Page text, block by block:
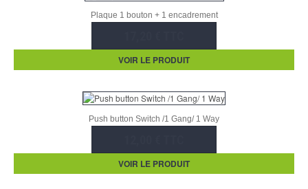
Plaque 1 bouton + 1 encadrement
VOIR LE PRODUIT
Push button Switch /1 Gang/ 1 Way
VOIR LE PRODUIT